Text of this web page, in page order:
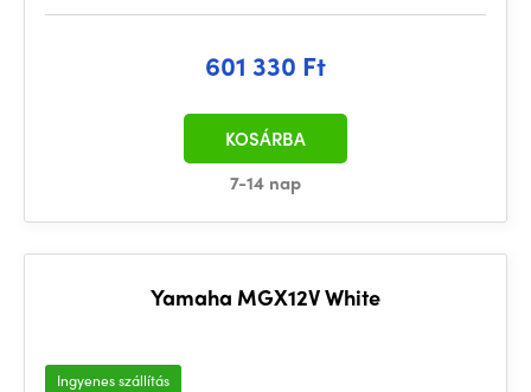
601 330 Ft
7-14 nap
KOSÁRBA
Yamaha MGX12V White
Ingyenes szállítás